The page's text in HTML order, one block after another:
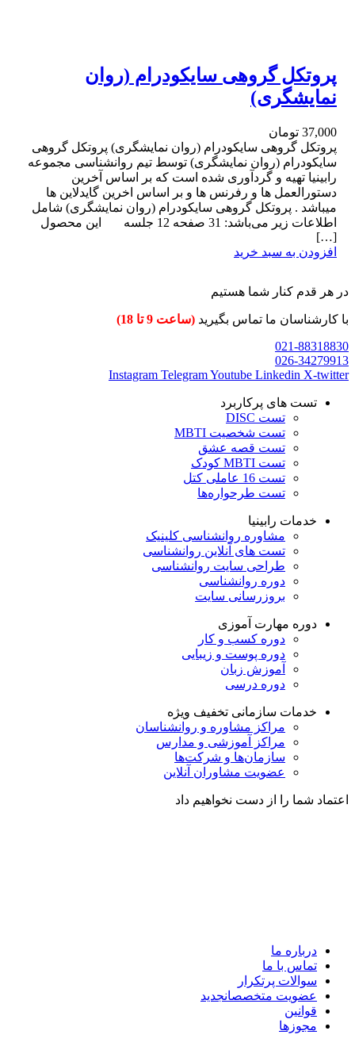
پروتکل گروهی سایکودرام (روان
نمایشگری)
37,000 تومان
پروتکل گروهی سایکودرام (روان نمایشگری) پروتکل گروهی
سایکودرام (روان نمایشگری) توسط تیم روانشناسی مجموعه
رابینیا تهیه و گردآوری شده است که بر اساس آخرین
دستورالعمل ها و رفرنس ها و بر اساس اخرین گایدلاین ها
میباشد . پروتکل گروهی سایکودرام (روان نمایشگری) شامل
اطلاعات زیر می‌باشد: 31 صفحه 12 جلسه این محصول
[…]
افزودن به سبد خرید
در هر قدم کنار شما هستیم
با کارشناسان ما تماس بگیرید (ساعت 9 تا 18)
021-88318830
026-34279913
Instagram TelegramYoutube Linkedin X-twitter
تست های پرکاربرد
تست DISC
تست شخصیت MBTI
تست قصه عشق
تست MBTI کودک
تست 16 عاملی کتل
تست طرحواره‌ها
خدمات رابینیا
مشاوره روانشناسی کلینیک
تست های آنلاین روانشناسی
طراحی سایت روانشناسی
دوره روانشناسی
بروزرسانی سایت
دوره مهارت آموزی
دوره کسب و کار
دوره پوست و زیبایی
آموزش زبان
دوره درسی
خدمات سازمانی تخفیف ویژه
مراکز مشاوره و روانشناسان
مراکز آموزشی و مدارس
سازمان‌ها و شرکت‌ها
عضویت مشاوران آنلاین
اعتماد شما را از دست نخواهیم داد
درباره ما
تماس با ما
سوالات پرتکرار
عضویت متخصصانجدید
قوانین
مجوزها